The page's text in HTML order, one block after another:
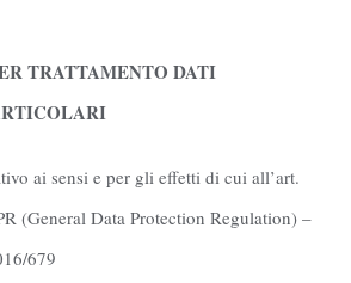
TRATTAMENTO DATI
ai sensi e per gli effetti di cui all’art.
(General Data Protection Regulation) –
679